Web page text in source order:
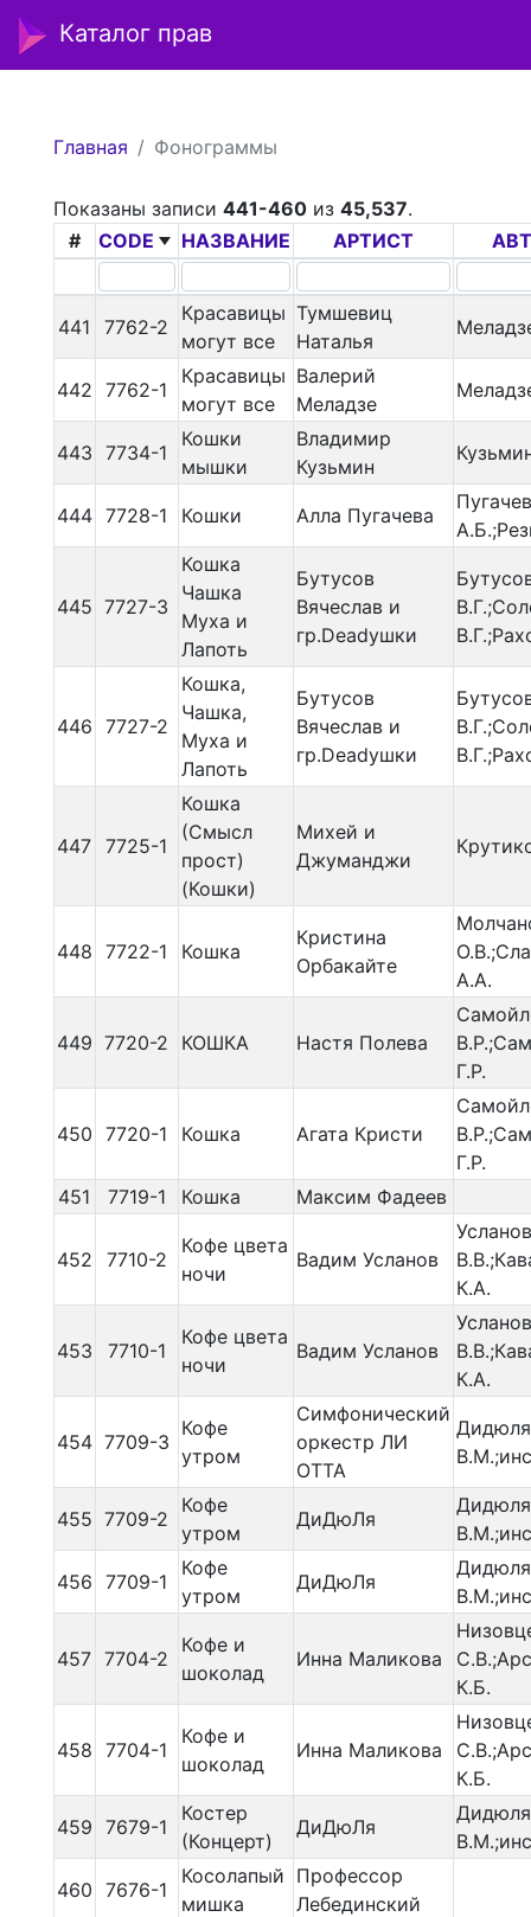
Каталог прав
Главная Фонограммы
Показаны записи 441-460из 45,537.
#
CODE НАЗВАНИЕ АРТИСТ
441 7762-2
Красавицы
могут все
Тумшевиц
Наталья
442 7762-1
Красавицы
могут все
Валерий
Меладзе
443 7734-1
Кошки
мышки
Владимир
Кузьмин
444 7728-1 Кошки Алла Пугачева
445 7727-3
Кошка
Чашка
Муха и
Лапоть
Бутусов
Вячеслав и
гр.Deadушки
446 7727-2
Кошка,
Чашка,
Муха и
Лапоть
Бутусов
Вячеслав и
гр.Deadушки
447 7725-1
Кошка
(Смысл
прост)
(Кошки)
Михей и
Джуманджи
448 7722-1 Кошка
Кристина
Орбакайте
А.А.
449 7720-2 КОШКА Настя Полева
Г.Р.
450 7720-1 Кошка Агата Кристи
Г.Р.
451
7719-1 Кошка Максим Фадеев
452 7710-2
Кофе цвета
ночи
Вадим Усланов
Усланов
К.А.
453 7710-1
Кофе цвета
ночи
Вадим Усланов
Усланов
К.А.
454 7709-3
Кофе
утром
Симфонический
оркестр ЛИ
ОТТА
Дидюля
455 7709-2
Кофе
утром
ДиДюЛя
Дидюля
456 7709-1
Кофе
утром
ДиДюЛя
Дидюля
457 7704-2
Кофе и
шоколад
Инна Маликова
К.Б.
458 7704-1
Кофе и
шоколад
Инна Маликова
К.Б.
459 7679-1
Костер
(Концерт)
ДиДюЛя
Дидюля
460 7676-1
Косолапый
мишка
Профессор
Лебединский